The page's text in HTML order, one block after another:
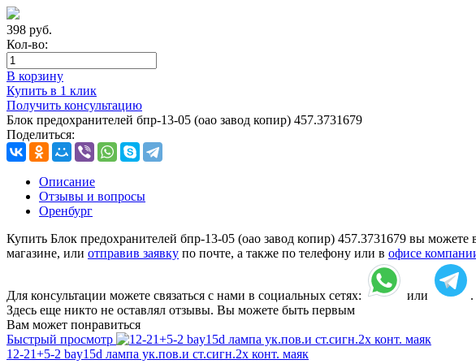
398 руб.
Кол-во:
В корзину
Купить в 1 клик
Получить консультацию
Блок предохранителей бпр-13-05 (оао завод копир) 457.3731679
Поделиться:
Описание
Отзывы и вопросы
Оренбург
Купить Блок предохранителей бпр-13-05 (оао завод копир) 457.3731679 вы
магазине, или отправив заявку по почте, а также по телефону или в офисе
Для консультации можете связаться с нами в социальных сетях: или
.
Здесь еще никто не оставлял отзывы. Вы можете быть первым
Вам может понравиться
Быстрый просмотр
12-21+5-2 bay15d лампа ук.пов.и ст.сигн.2х конт. маяк